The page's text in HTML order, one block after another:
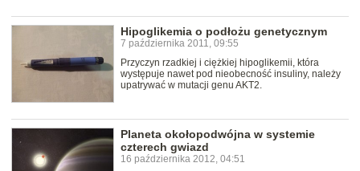
Hipoglikemia o podłożu genetycznym
7 października 2011, 09:55
Przyczyn rzadkiej i ciężkiej hipoglikemii, która
występuje nawet pod nieobecność insuliny, należy
upatrywać w mutacji genu AKT2.
Planeta okołopodwójna w systemie
czterech gwiazd
16 października 2012, 04:51